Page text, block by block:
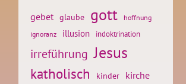
gebet glaube gott
hoffnung
ignoranz
illusion indoktrination
irreführung Jesus
katholisch kinder kirche